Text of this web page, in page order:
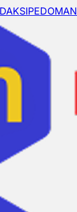
PEDOMAN